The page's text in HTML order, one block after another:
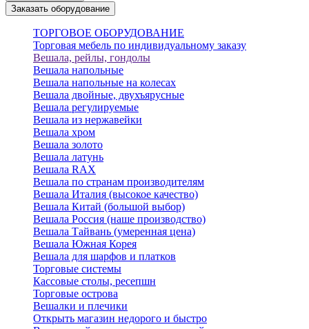
Заказать оборудование
ТОРГОВОЕ ОБОРУДОВАНИЕ
Торговая мебель по индивидуальному заказу
Вешала, рейлы, гондолы
Вешала напольные
Вешала напольные на колесах
Вешала двойные, двухъярусные
Вешала регулируемые
Вешала из нержавейки
Вешала хром
Вешала золото
Вешала латунь
Вешала RAX
Вешала по странам производителям
Вешала Италия (высокое качество)
Вешала Китай (большой выбор)
Вешала Россия (наше производство)
Вешала Тайвань (умеренная цена)
Вешала Южная Корея
Вешала для шарфов и платков
Торговые системы
Кассовые столы, ресепшн
Торговые острова
Вешалки и плечики
Открыть магазин недорого и быстро